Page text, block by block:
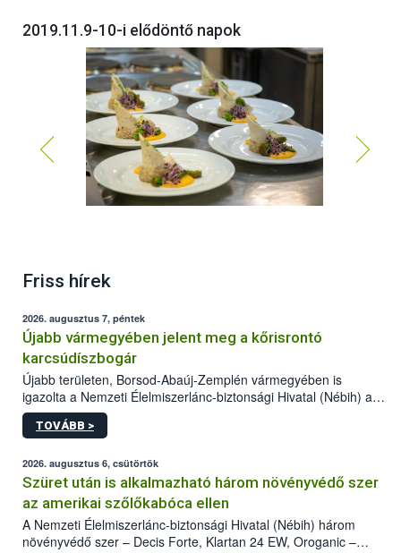
2019.11.9-10-i elődöntő napok
Friss hírek
2026. augusztus 7, péntek
Újabb vármegyében jelent meg a kőrisrontó
karcsúdíszbogár
Újabb területen, Borsod-Abaúj-Zemplén vármegyében is
igazolta a Nemzeti Élelmiszerlánc-biztonsági Hivatal (Nébih) a
kőrisrontó karcsúdíszbogár (Agrilus planipennis) jelenlétét. A
kártevőt nem csak színcsapdában találták meg, de már fertőzött
az intenzív felderítést, emellett az intézkedéseket a szlovák
hatósággal is összehangolják a terjedés megállítása érdekében.
TOVÁBB >
2026. augusztus 6, csütörtök
Szüret után is alkalmazható három növényvédő szer
az amerikai szőlőkabóca ellen
A Nemzeti Élelmiszerlánc-biztonsági Hivatal (Nébih) három
növényvédő szer – Decis Forte, Klartan 24 EW, Oroganic –